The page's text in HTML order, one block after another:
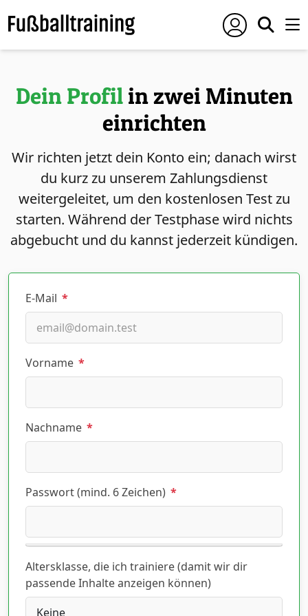
Dein Profilin zwei Minuten
einrichten
Wir richten jetzt dein Konto ein; danach wirst
du kurz zu unserem Zahlungsdienst
weitergeleitet, um den kostenlosen Test zu
starten. Während der Testphase wird nichts
abgebucht und du kannst jederzeit kündigen.
E-Mail *
Vorname *
Nachname *
Passwort (mind. 6 Zeichen) *
Altersklasse, die ich trainiere (damit wir dir
passende Inhalte anzeigen können)